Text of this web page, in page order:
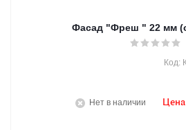
Фасад "Фреш " 22
Нет в наличии
Код: